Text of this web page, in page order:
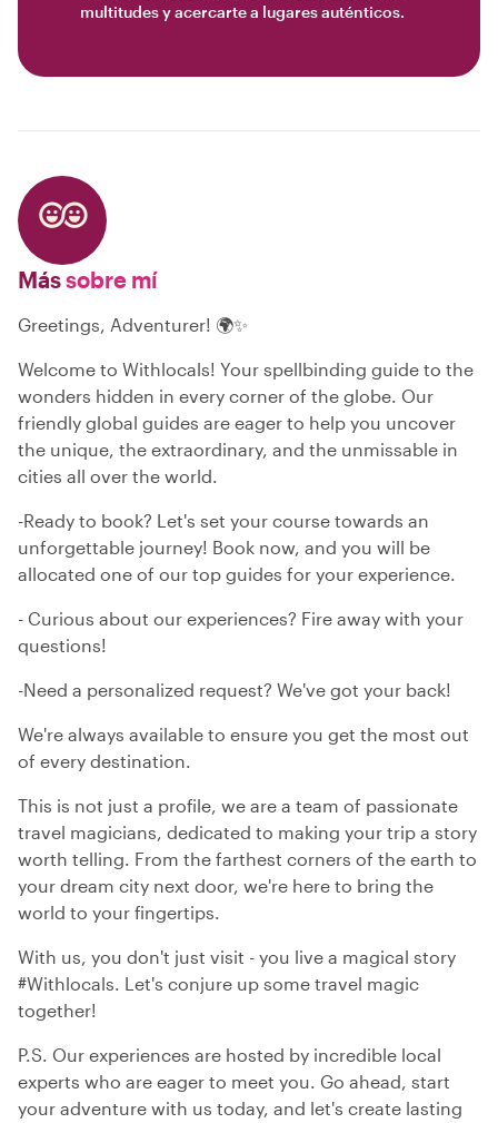
multitudes y acercarte a lugares auténticos.
Mássobre mí
Greetings, Adventurer! 🌍✨
Welcome to Withlocals! Your spellbinding guide to the
wonders hidden in every corner of the globe. Our
friendly global guides are eager to help you uncover
the unique, the extraordinary, and the unmissable in
cities all over the world.
-Ready to book? Let's set your course towards an
unforgettable journey! Book now, and you will be
allocated one of our top guides for your experience.
- Curious about our experiences? Fire away with your
questions!
-Need a personalized request? We've got your back!
We're always available to ensure you get the most out
of every destination.
This is not just a profile, we are a team of passionate
travel magicians, dedicated to making your trip a story
worth telling. From the farthest corners of the earth to
your dream city next door, we're here to bring the
world to your fingertips.
With us, you don't just visit - you live a magical story
#Withlocals. Let's conjure up some travel magic
together!
P.S. Our experiences are hosted by incredible local
experts who are eager to meet you. Go ahead, start
your adventure with us today, and let's create lasting